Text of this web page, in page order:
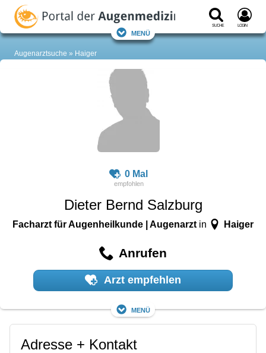
Suche Login
Menü
Augenarztsuche Haiger
0 Mal
Dieter Bernd Salzburg
Facharzt für Augenheilkunde | Augenarztin Haiger
Anrufen
Arzt empfehlen
Menü
Adresse + Kontakt